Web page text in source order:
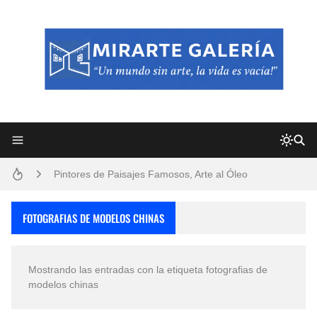
Pintores de Paisajes Famosos, Arte al Óleo
FOTOGRAFIAS DE MODELOS CHINAS
Mostrando las entradas con la etiqueta fotografias de
modelos chinas